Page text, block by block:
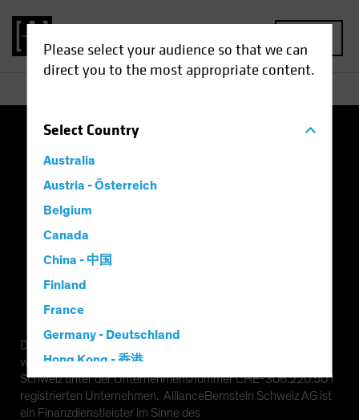
Please select your audience so that we can
direct you to the most appropriate content.
SelectCountry
Australia
Austria - Österreich
Belgium
Canada
China - 中国
Finland
France
Germany - Deutschland
Hong Kong - 香港
Hungary
Iceland
Cookie-Einstellungen
Important Disclosures
Dies ist eine Marketing-Anzeige. Diese Informationen werden
von AllianceBernstein Schweiz AG gegeben, einem in der
Schweiz unter der Unternehmensnummer CHE-306.220.501
registrierten Unternehmen. AllianceBernstein Schweiz AG ist
ein Finanzdienstleister im Sinne des